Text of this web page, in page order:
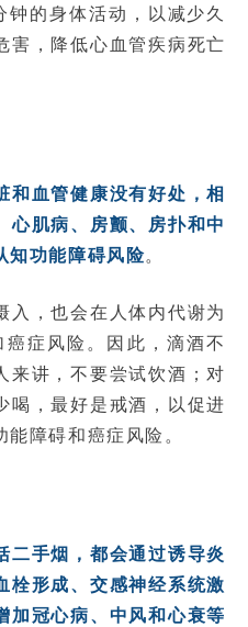
的身体活动，以减少久
害，降低心血管疾病死亡
和血管健康没有好处，相
心肌病、房颤、房扑和中
知功能障碍风险。
入，也会在人体内代谢为
症风险。因此，滴酒不
来讲，不要尝试饮酒；对
喝，最好是戒酒，以促进
障碍和癌症风险。
二手烟，都会通过诱导炎
栓形成、交感神经系统激
加冠心病、中风和心衰等